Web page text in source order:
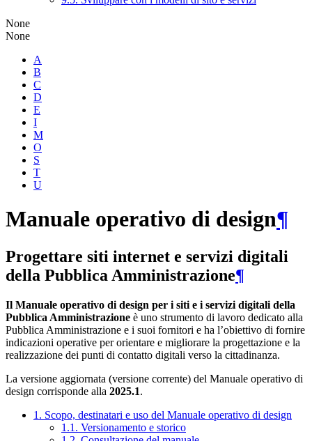
None
None
A
B
C
D
E
I
M
O
S
T
U
Manuale operativo di design¶
Progettare siti internet e servizi digitali
della Pubblica Amministrazione¶
Il Manuale operativo di design per i siti e i servizi digitali della
Pubblica Amministrazione è uno strumento di lavoro dedicato alla
Pubblica Amministrazione e i suoi fornitori e ha l’obiettivo di fornire
indicazioni operative per orientare e migliorare la progettazione e la
realizzazione dei punti di contatto digitali verso la cittadinanza.
La versione aggiornata (versione corrente) del Manuale operativo di
design corrisponde alla 2025.1.
1. Scopo, destinatari e uso del Manuale operativo di design
1.1. Versionamento e storico